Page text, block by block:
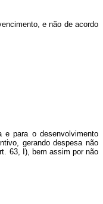
e não de acordo
e para o desenvolvimento
gerando despesa não
63, I), bem assim por não